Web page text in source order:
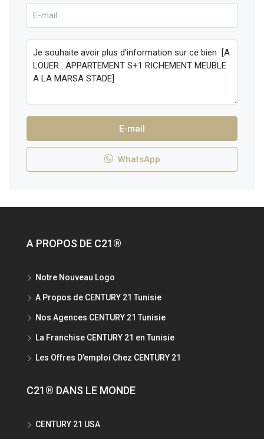
E-mail
WhatsApp
A PROPOS DE C21®
Notre Nouveau Logo
A Propos de CENTURY 21 Tunisie
Nos Agences CENTURY 21 Tunisie
La Franchise CENTURY 21 en Tunisie
Les Offres D’emploi Chez CENTURY 21
C21® DANS LE MONDE
CENTURY 21 USA